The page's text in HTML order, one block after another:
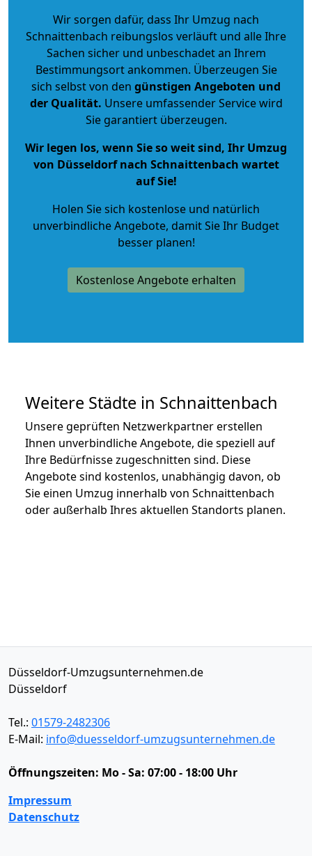
Wir sorgen dafür, dass Ihr Umzug nach
Schnaittenbach reibungslos verläuft und alle Ihre
Sachen sicher und unbeschadet an Ihrem
Bestimmungsort ankommen. Überzeugen Sie
sich selbst von den günstigen Angeboten und
der Qualität. Unsere umfassender Service wird
Sie garantiert überzeugen.
Wir legen los, wenn Sie so weit sind, Ihr Umzug
von Düsseldorf nach Schnaittenbach wartet
auf Sie!
Holen Sie sich kostenlose und natürlich
unverbindliche Angebote, damit Sie Ihr Budget
besser planen!
Kostenlose Angebote erhalten
Weitere Städte in Schnaittenbach
Unsere geprüften Netzwerkpartner erstellen
Ihnen unverbindliche Angebote, die speziell auf
Ihre Bedürfnisse zugeschnitten sind. Diese
Angebote sind kostenlos, unabhängig davon, ob
Sie einen Umzug innerhalb von Schnaittenbach
oder außerhalb Ihres aktuellen Standorts planen.
Düsseldorf-Umzugsunternehmen.de
Düsseldorf
Tel.: 01579-2482306
E-Mail: info@duesseldorf-umzugsunternehmen.de
Öffnungszeiten: Mo - Sa: 07:00 - 18:00 Uhr
Impressum
Datenschutz